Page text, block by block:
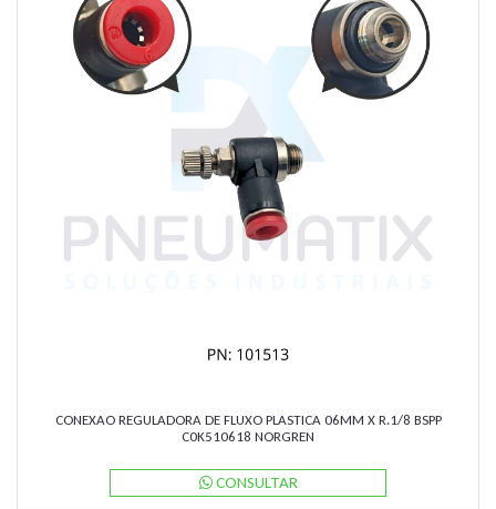
CONEXAO REGULADORA DE FLUXO PLASTICA 06MM X R.1/8 BSPP
C0K510618 NORGREN
CONSULTAR